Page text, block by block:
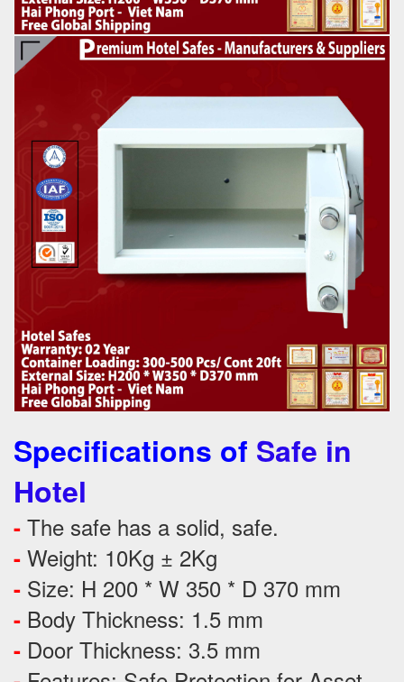
Specifications of Safe in
Hotel
- The safe has a solid, safe.
- Weight: 10Kg ± 2Kg
- Size: H 200 * W 350 * D 370 mm
- Body Thickness: 1.5 mm
- Door Thickness: 3.5 mm